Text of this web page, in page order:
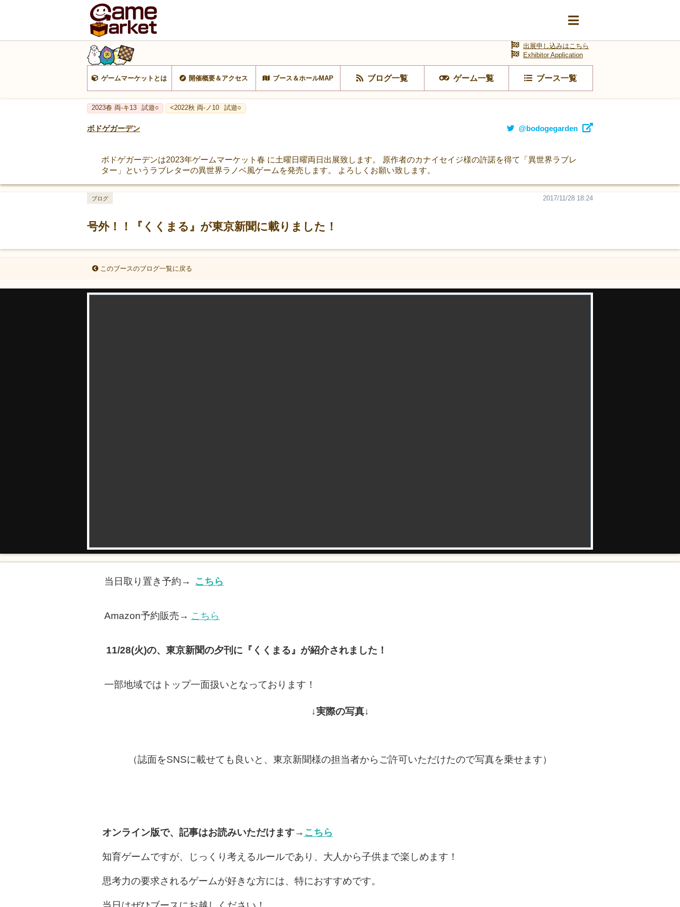
ゲームマーケットとは 開催概要＆アクセス ブース＆ホールMAP ブログ一覧 ゲーム一覧 ブース一覧
出展申し込みはこちら
Exhibitor Application
2023春 両‐キ13 試遊○ <2022秋 両-ノ10 試遊○
ボドゲガーデン @bodogegarden
ボドゲガーデンは2023年ゲームマーケット春 に土曜日曜両日出展致します。 原作者のカナイセイジ様の許諾を得て「異世界ラブレ
ター」というラブレターの異世界ラノベ風ゲームを発売します。 よろしくお願い致します。
号外！！『くくまる』が東京新聞に載りました！
2017/11/28 18:24
ブログ
このブースのブログ一覧に戻る
当日取り置き予約→ こちら
Amazon予約販売→ こちら
11/28(火)の、東京新聞の夕刊に『くくまる』が紹介されました！
一部地域ではトップ一面扱いとなっております！
↓実際の写真↓
（誌面をSNSに載せても良いと、東京新聞様の担当者からご許可いただけたので写真を乗せます）
オンライン版で、記事はお読みいただけます→ こちら
知育ゲームですが、じっくり考えるルールであり、大人から子供まで楽しめます！
思考力の要求されるゲームが好きな方には、特におすすめです。